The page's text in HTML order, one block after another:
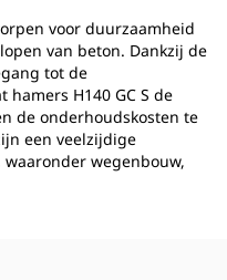
voor duurzaamheid
van beton. Dankzij de
tot de
H140 GC S de
de onderhoudskosten te
een veelzijdige
wegenbouw,